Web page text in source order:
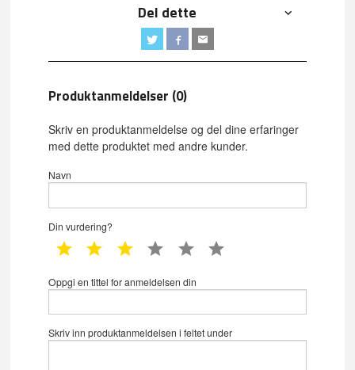
Del dette
Produktanmeldelser (0)
Skriv en produktanmeldelse og del dine erfaringer
med dette produktet med andre kunder.
Navn
Din vurdering?
1 star 2 star 3 star 4 star 5 star
Oppgi en tittel for anmeldelsen din
Skriv inn produktanmeldelsen i feltet under